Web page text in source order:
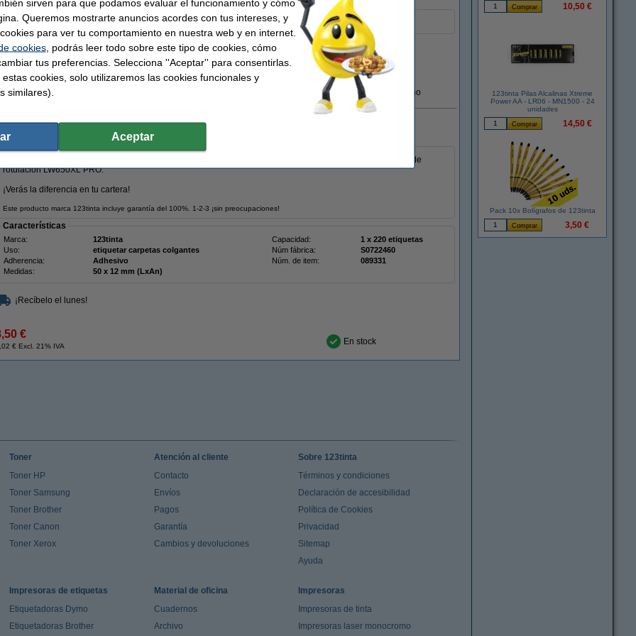
Consejo
Le recomendamos que utilice estas etiquetas en lugar de las etiquetas originales.
€
€ Excl. 21% IVA En almacén externo
para carpetas colgantes (50 x 12 mm)
Etiquetas para archivos colgantes compatibles con S0722460 / 99017 de la marca 123tinta para sistemas de
rotulación LW650XL PRO.
¡Verás la diferencia en tu cartera!
Este producto marca 123tinta incluye garantía del 100%. 1-2-3 ¡sin preocupaciones!
Características
Marca: 123tinta Capacidad:
1 x 220 etiquetas
Uso:
etiquetar carpetas colgantes Núm fábrica:
S0722460
Adherencia:
Adhesivo Núm. de item:
089331
Medidas:
50 x 12 mm (LxAn)
¡Recíbelo el lunes!
€
€ Excl. 21% IVA En stock
10,50 €
123tinta Pilas Alcalinas Xtreme
Power AA - LR06 - MN1500 - 24
unidades
14,50 €
Pack 10x Bolígrafos de 123tinta
3,50 €
Toner
Toner HP
Toner Samsung
Toner Brother
Toner Canon
Toner Xerox
Atención al cliente
Contacto
Envíos
Pagos
Garantía
Cambios y devoluciones
Sobre 123tinta
Términos y condiciones
Declaración de accesibilidad
Política de Cookies
Privacidad
Sitemap
Ayuda
Impresoras de etiquetas
Etiquetadoras Dymo
Etiquetadoras Brother
Material de oficina
Cuadernos
Archivo
Impresoras
Impresoras de tinta
Impresoras laser monocromo
sirven para que podamos evaluar el funcionamiento y cómo
Queremos mostrarte anuncios acordes con tus intereses, y
para ver tu comportamiento en nuestra web y en internet.
cookies, podrás leer todo sobre este tipo de cookies, cómo
tus preferencias. Selecciona ''Aceptar'' para consentirlas.
cookies, solo utilizaremos las cookies funcionales y
similares).
Aceptar